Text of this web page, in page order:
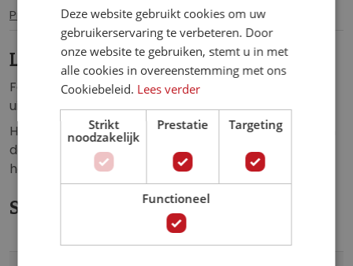
Productinformatie Specificaties
Leeuw fotobehang.
Fotobehang van een prachtige, brullende leeuw die
uit de muur lijkt te komen.
Het fotobehang van deze leeuw is een eyecatcher in
de: woonkamer, slaapkamer, hobbykamer, keuken,
hal, kantoor of iedere andere ruimte.
Specificaties
Deze website gebruikt cookies om uw
gebruikerservaring te verbeteren. Door
onze website te gebruiken, stemt u in met
alle cookies in overeenstemming met ons
Cookiebeleid. Lees verder
Strikt
noodzakelijk
Prestatie Targeting
Functioneel